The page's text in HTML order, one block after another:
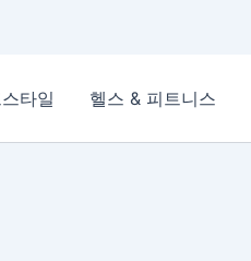
타일 헬스 & 피트니스